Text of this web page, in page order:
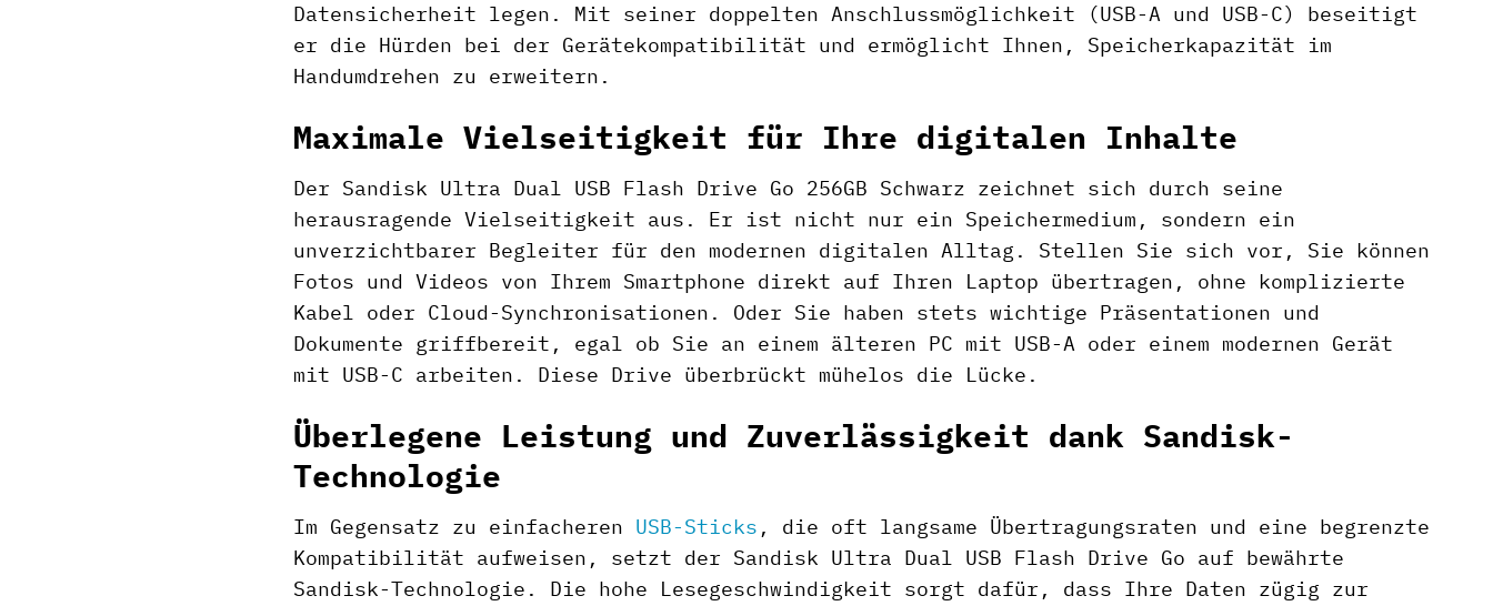
Datensicherheit legen. Mit seiner doppelten Anschlussmöglichkeit (USB-A und USB-C) beseitigt
er die Hürden bei der Gerätekompatibilität und ermöglicht Ihnen, Speicherkapazität im
Handumdrehen zu erweitern.
Maximale Vielseitigkeit für Ihre digitalen Inhalte
Der Sandisk Ultra Dual USB Flash Drive Go 256GB Schwarz zeichnet sich durch seine
herausragende Vielseitigkeit aus. Er ist nicht nur ein Speichermedium, sondern ein
unverzichtbarer Begleiter für den modernen digitalen Alltag. Stellen Sie sich vor, Sie können
Fotos und Videos von Ihrem Smartphone direkt auf Ihren Laptop übertragen, ohne komplizierte
Kabel oder Cloud-Synchronisationen. Oder Sie haben stets wichtige Präsentationen und
Dokumente griffbereit, egal ob Sie an einem älteren PC mit USB-A oder einem modernen Gerät
mit USB-C arbeiten. Diese Drive überbrückt mühelos die Lücke.
Überlegene Leistung und Zuverlässigkeit dank Sandisk-
Technologie
Im Gegensatz zu einfacheren USB-Sticks , die oft langsame Übertragungsraten und eine begrenzte
Kompatibilität aufweisen, setzt der Sandisk Ultra Dual USB Flash Drive Go auf bewährte
Sandisk-Technologie. Die hohe Lesegeschwindigkeit sorgt dafür, dass Ihre Daten zügig zur